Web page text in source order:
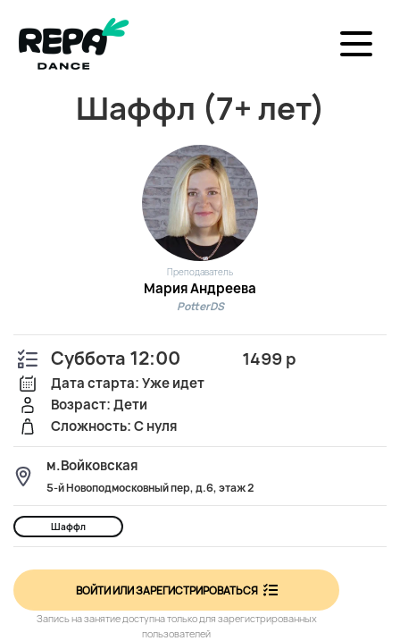
Шаффл (7+ лет)
Преподаватель
Мария Андреева
PotterDS
Суббота 12:00 1499 р
Дата старта: Уже идет
Возраст: Дети
Сложность: С нуля
м.Войковская
5-й Новоподмосковный пер, д.6, этаж 2
Шаффл
ВОЙТИ ИЛИ ЗАРЕГИСТРИРОВАТЬСЯ
Запись на занятие доступна только для зарегистрированных
пользователей